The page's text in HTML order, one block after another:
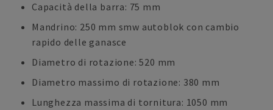
Capacità della barra: 75 mm
Mandrino: 250 mm smw autoblok con cambio
rapido delle ganasce
Diametro di rotazione: 520 mm
Diametro massimo di rotazione: 380 mm
Lunghezza massima di tornitura: 1050 mm